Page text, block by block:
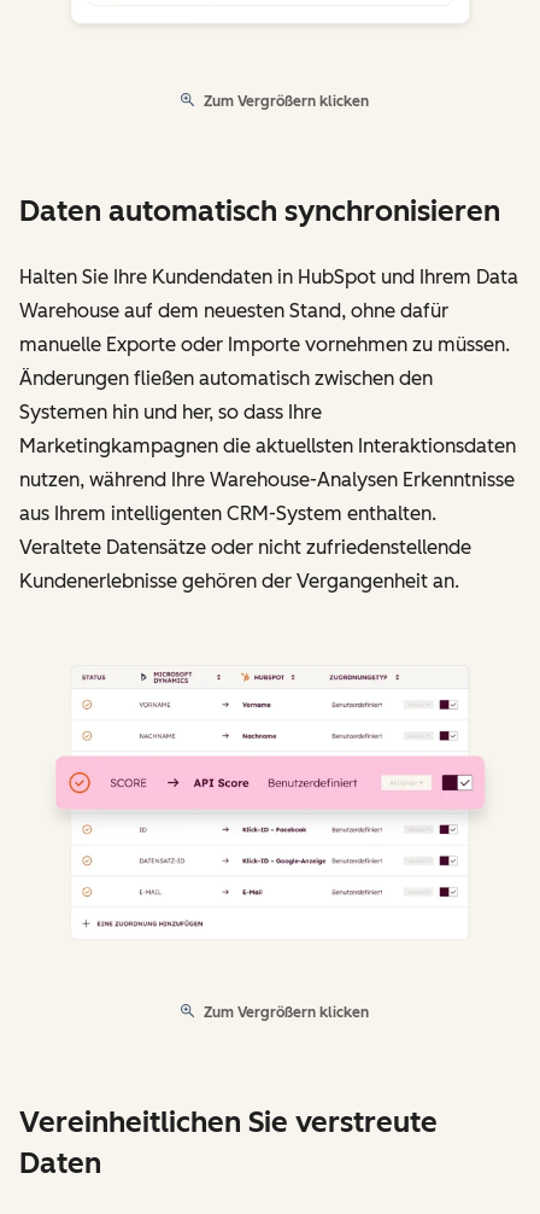
Zum Vergrößern klicken
Daten automatisch synchronisieren
Halten Sie Ihre Kundendaten in HubSpot und Ihrem Data
Warehouse auf dem neuesten Stand, ohne dafür
manuelle Exporte oder Importe vornehmen zu müssen.
Änderungen fließen automatisch zwischen den
Systemen hin und her, so dass Ihre
Marketingkampagnen die aktuellsten Interaktionsdaten
nutzen, während Ihre Warehouse-Analysen Erkenntnisse
aus Ihrem intelligenten CRM-System enthalten.
Veraltete Datensätze oder nicht zufriedenstellende
Kundenerlebnisse gehören der Vergangenheit an.
Zum Vergrößern klicken
Vereinheitlichen Sie verstreute
Daten